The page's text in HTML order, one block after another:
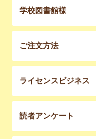
学校図書館様
ご注文方法
ライセンスビジネス
読者アンケート